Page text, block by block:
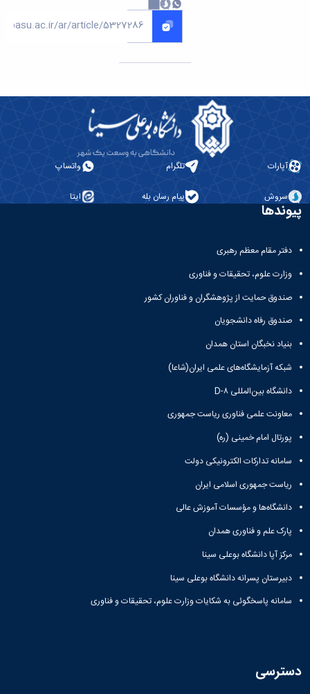
آپارات تلگرام واتساپ
سروش پیام رسان بله ایتا
پیوندها
دفتر مقام معظم رهبری
وزارت علوم، تحقیقات و فناوری
صندوق حمایت از پژوهشگران و فناوران کشور
صندوق رفاه دانشجویان
بنیاد نخبگان استان همدان
شبکه آزمایشگاه‌های علمی ایران(شاعا)
دانشگاه بین‌المللی D-۸
معاونت علمی فناوری ریاست جمهوری
پورتال امام خمینی (ره)
سامانه تدارکات الکترونیکی دولت
ریاست جمهوری اسلامی ایران
دانشگاه‌ها و مؤسسات آموزش عالی
پارک علم و فناوری همدان
مرکز آپا دانشگاه بوعلی سینا
دبیرستان پسرانه دانشگاه بوعلی سینا
سامانه پاسخگوئی به شکایات وزارت علوم، تحقیقات و فناوری
دسترسی